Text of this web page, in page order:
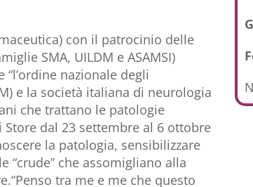
con il patrocinio delle
SMA, UILDM e ASAMSI)
nazionale degli
e la società italiana di neurologia
che trattano le patologie
dal 23 settembre al 6 ottobre
la patologia, sensibilizzare
“crude” che assomigliano alla
tra me e me che questo